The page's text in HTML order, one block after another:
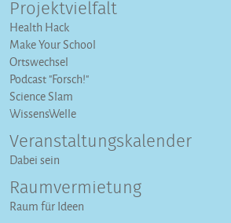
Projektvielfalt
Health Hack
Make Your School
Ortswechsel
Podcast "Forsch!"
Science Slam
WissensWelle
Veranstaltungs­kalender
Dabei sein
Raumvermietung
Raum für Ideen